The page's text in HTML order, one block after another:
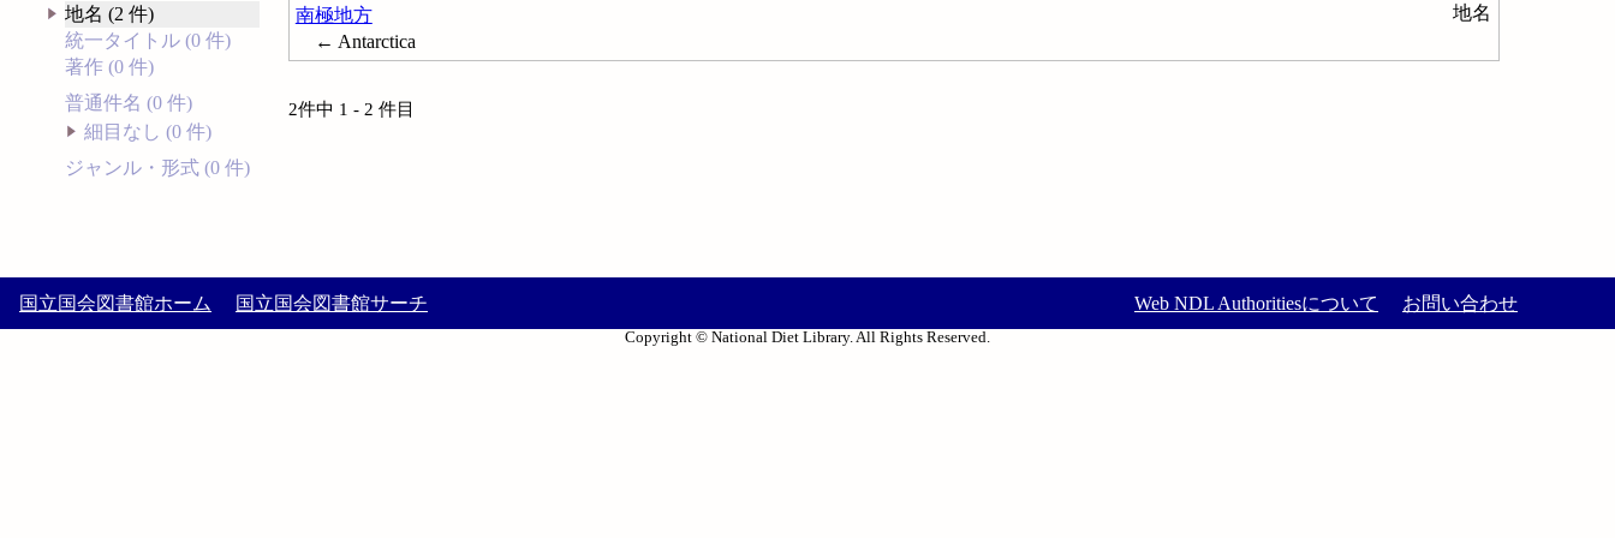
地名 (2 件)
統一タイトル (0 件)
著作 (0 件)
普通件名 (0 件)
細目なし (0 件)
ジャンル・形式 (0 件)
南極地方
地名
← Antarctica
2件中 1 - 2 件目
国立国会図書館ホーム 国立国会図書館サーチ Web NDL Authoritiesについて お問い合わせ
Copyright © National Diet Library. All Rights Reserved.